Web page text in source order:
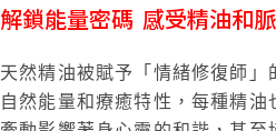
解鎖能量密碼 感受精油和
天然精油被賦予「情緒修復師」
自然能量和療癒特性，每種精油